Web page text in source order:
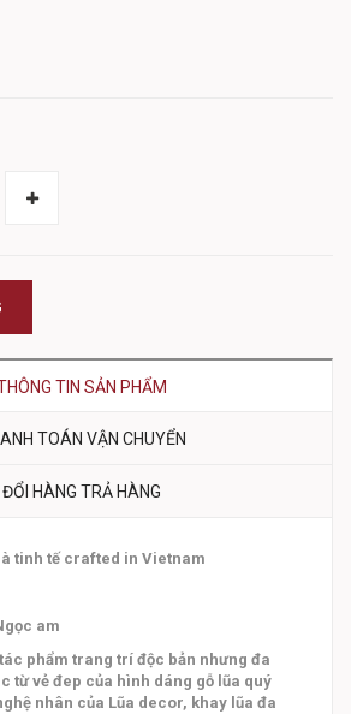
TIN SẢN PHẨM
TOÁN VẬN CHUYỂN
ĐỔI HÀNG TRẢ HÀNG
tinh tế crafted in Vietnam
am
phẩm trang trí độc bản nhưng đa
từ vẻ đep của hình dáng gỗ lũa quý
nhân của Lũa decor, khay lũa đa